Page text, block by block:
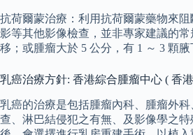
抗荷爾蒙治療：利用抗荷爾蒙藥物來
影等其他影像檢查，並非專家建議的
移；或腫瘤大於 5 公分，有 1 ～ 3 顆
乳癌治療方針: 香港綜合腫瘤中心 ( 香
乳癌的治療是包括腫瘤內科、腫瘤外
查、淋巴結侵犯之有無、及影像學之